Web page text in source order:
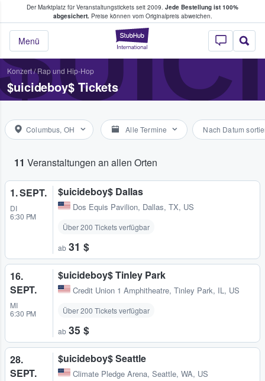
Der Marktplatz für Veranstaltungstickets seit 2009. Jede Bestellung ist 100%
abgesichert.Preise können vom Originalpreis abweichen.
StubHub - Wo
Menü
Tickets kaufen & verkaufen
Konzert/ Rap und Hip-Hop
$uicideboy$ Tickets
Columbus, OH Alle Termine Nach Datum
11 Veranstaltungen an allen Orten
1. SEPT.
DI
6:30 PM
$uicideboy$ Dallas
Dos Equis Pavilion, Dallas, TX, US
Über 200 Tickets verfügbar
ab 31 $
16.
SEPT.
MI
6:30 PM
$uicideboy$ Tinley Park
Credit Union 1 Amphitheatre, Tinley Park, IL, US
Über 200 Tickets verfügbar
ab 35 $
28.
SEPT.
$uicideboy$ Seattle
Climate Pledge Arena, Seattle, WA, US